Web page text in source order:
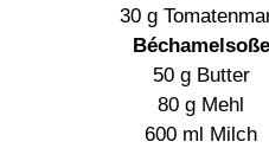
30 g
Béchamelsoße
50 g Butter
80 g Mehl
600 ml Milch